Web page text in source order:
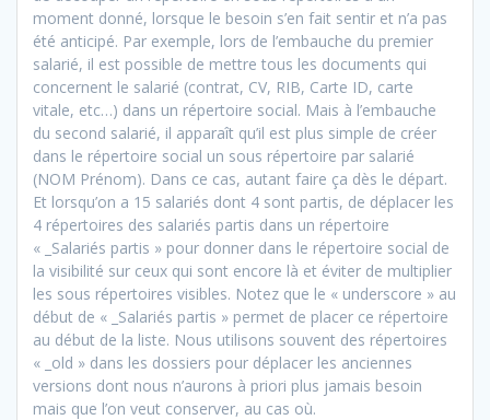
moment donné, lorsque le besoin s’en fait sentir et n’a pas
été anticipé. Par exemple, lors de l’embauche du premier
salarié, il est possible de mettre tous les documents qui
concernent le salarié (contrat, CV, RIB, Carte ID, carte
vitale, etc…) dans un répertoire social. Mais à l’embauche
du second salarié, il apparaît qu’il est plus simple de créer
dans le répertoire social un sous répertoire par salarié
(NOM Prénom). Dans ce cas, autant faire ça dès le départ.
Et lorsqu’on a 15 salariés dont 4 sont partis, de déplacer les
4 répertoires des salariés partis dans un répertoire
« _Salariés partis » pour donner dans le répertoire social de
la visibilité sur ceux qui sont encore là et éviter de multiplier
les sous répertoires visibles. Notez que le « underscore » au
début de « _Salariés partis » permet de placer ce répertoire
au début de la liste. Nous utilisons souvent des répertoires
« _old » dans les dossiers pour déplacer les anciennes
versions dont nous n’aurons à priori plus jamais besoin
mais que l’on veut conserver, au cas où.